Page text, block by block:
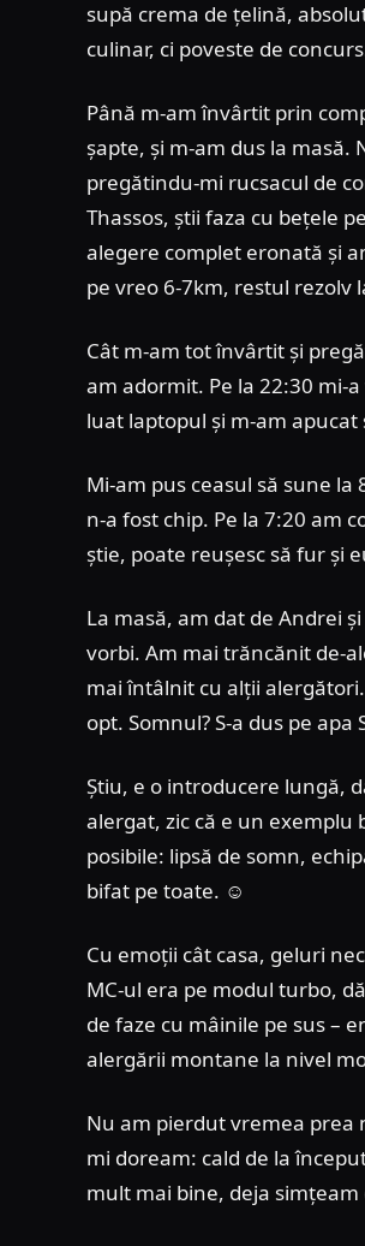
supă crema de țelină,
culinar, ci poveste de
Până m-am învârtit prin
șapte, și m-am dus la
pregătindu-mi rucsacul de
Thassos, știi faza cu bețele
alegere complet eronată și
pe vreo 6-7km, restul rezolv
Cât m-am tot învârtit și
am adormit. Pe la 22:30 mi-
luat laptopul și m-am apucat
Mi-am pus ceasul să sune
n-a fost chip. Pe la 7:20 am
știe, poate reușesc să fur și
La masă, am dat de Andrei
vorbi. Am mai trăncănit de-
mai întâlnit cu alții
opt. Somnul? S-a dus pe apa
Știu, e o introducere lungă,
alergat, zic că e un exemplu
posibile: lipsă de somn,
bifat pe toate. ☺️
Cu emoții cât casa, geluri
MC-ul era pe modul turbo,
de faze cu mâinile pe sus –
alergării montane la nivel
Nu am pierdut vremea prea
mi doream: cald de la
mult mai bine, deja